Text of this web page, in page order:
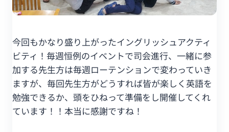
今回もかなり盛り上がったイングリッシュアクティ
ビティ！毎週恒例のイベントで司会進行、一緒に参
加する先生方は毎週ローテンションで変わっていき
ますが、毎回先生方がどうすれば皆が楽しく英語を
勉強できるか、頭をひねって準備をし開催してくれ
ています！！本当に感謝ですね！